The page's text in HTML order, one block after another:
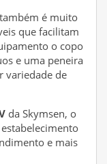
é muito
que facilitam
o copo
e uma peneira
variedade de
da Skymsen, o
e mais